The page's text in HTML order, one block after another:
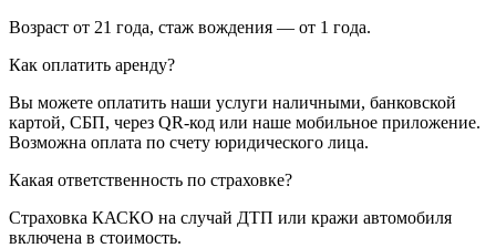
Возраст от 21 года, стаж вождения — от 1 года.
Как оплатить аренду?
Вы можете оплатить наши услуги наличными, банковской
картой, СБП, через QR-код или наше мобильное приложение.
Возможна оплата по счету юридического лица.
Какая ответственность по страховке?
Страховка КАСКО на случай ДТП или кражи автомобиля
включена в стоимость.